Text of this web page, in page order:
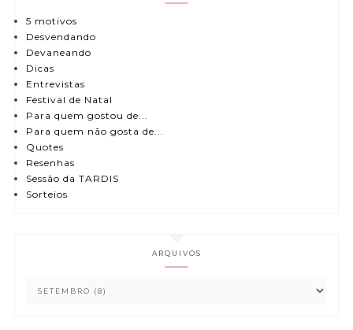
5 motivos
Desvendando
Devaneando
Dicas
Entrevistas
Festival de Natal
Para quem gostou de...
Para quem não gosta de...
Quotes
Resenhas
Sessão da TARDIS
Sorteios
ARQUIVOS